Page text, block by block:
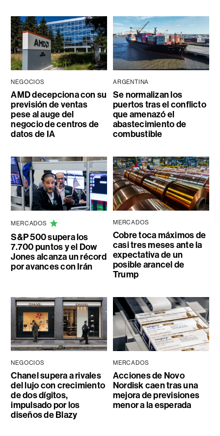
NEGOCIOS
AMD decepciona con su
previsión de ventas
pese al auge del
negocio de centros de
datos de IA
ARGENTINA
Se normalizan los
puertos tras el conflicto
que amenazó el
abastecimiento de
combustible
MERCADOS
S&P 500 supera los
7.700 puntos y el Dow
Jones alcanza un récord
por avances con Irán
MERCADOS
Cobre toca máximos de
casi tres meses ante la
expectativa de un
posible arancel de
Trump
NEGOCIOS
Chanel supera a rivales
del lujo con crecimiento
de dos dígitos,
impulsado por los
diseños de Blazy
MERCADOS
Acciones de Novo
Nordisk caen tras una
mejora de previsiones
menor a la esperada